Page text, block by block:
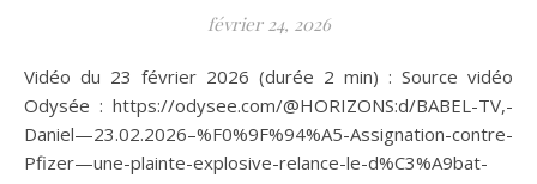
février 24, 2026
Vidéo du 23 février 2026 (durée 2 min) : Source vidéo
Odysée : https://odysee.com/@HORIZONS:d/BABEL-TV,-
Daniel—23.02.2026–%F0%9F%94%A5-Assignation-contre-
Pfizer—une-plainte-explosive-relance-le-d%C3%A9bat-